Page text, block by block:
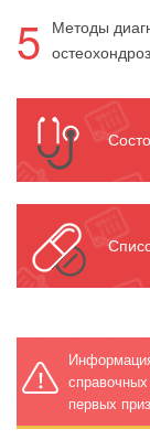
5 Методы
первых